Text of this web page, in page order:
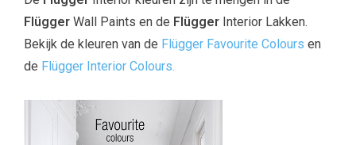
Flügger Wall Paints en de Flügger Interior Lakken.
Bekijk de kleuren van de Flügger Favourite Colours en
de Flügger Interior Colours.